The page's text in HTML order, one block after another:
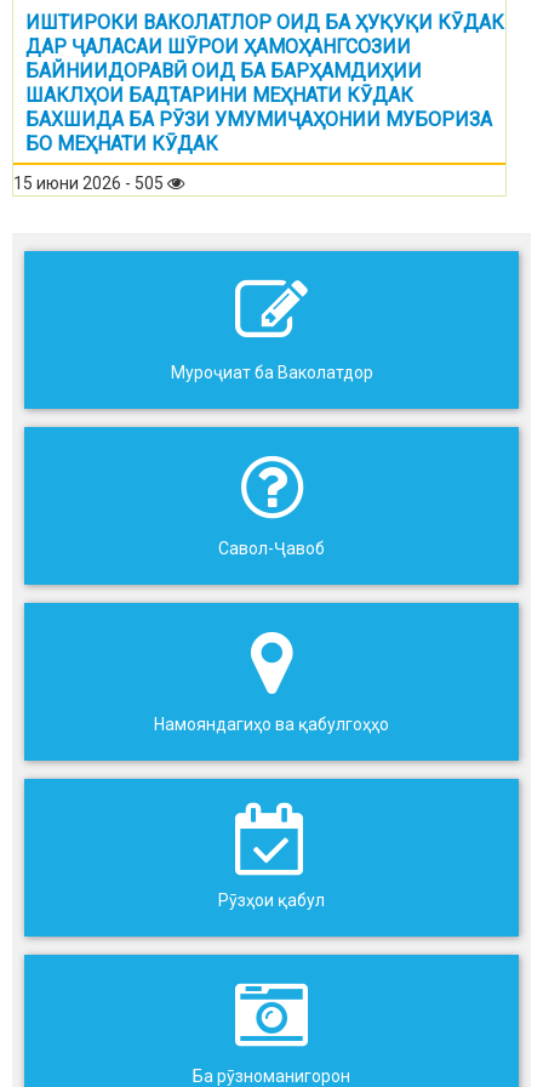
ИШТИРОКИ ВАКОЛАТЛОР ОИД БА ҲУҚУҚИ КӮДАК
ДАР ҶАЛАСАИ ШӮРОИ ҲАМОҲАНГСОЗИИ
БАЙНИИДОРАВӢ ОИД БА БАРҲАМДИҲИИ
ШАКЛҲОИ БАДТАРИНИ МЕҲНАТИ КӮДАК
БАХШИДА БА РӮЗИ УМУМИҶАҲОНИИ МУБОРИЗА
БО МЕҲНАТИ КӮДАК
15 июни 2026 - 505
Муроҷиат ба Ваколатдор
Савол-Ҷавоб
Намояндагиҳо ва қабулгоҳҳо
Рӯзҳои қабул
Ба рӯзноманигорон